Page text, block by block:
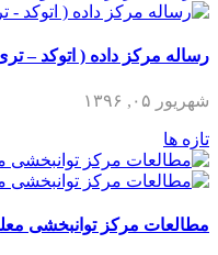
رساله مرکز داده ( اتوکد –
شهریور ۰۵, ۱۳۹۶
تازه ها
مطالعات مرکز توانبخشی